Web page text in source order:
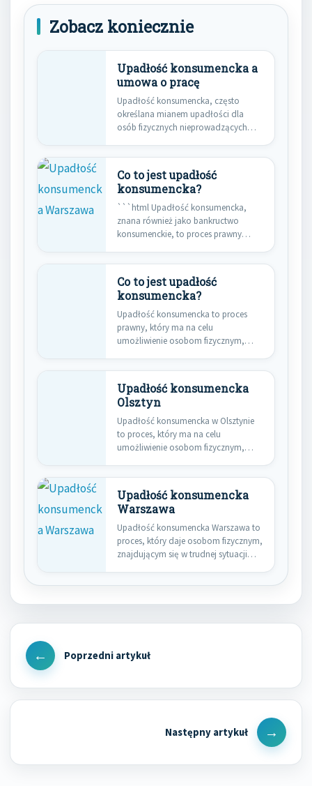
Zobacz koniecznie
Upadłość konsumencka a
umowa o pracę
Upadłość konsumencka, często
określana mianem upadłości dla
osób fizycznych nieprowadzących
Co to jest upadłość
konsumencka?
```html Upadłość konsumencka,
znana również jako bankructwo
konsumenckie, to proces prawny
Co to jest upadłość
konsumencka?
Upadłość konsumencka to proces
prawny, który ma na celu
umożliwienie osobom fizycznym,
Upadłość konsumencka
Olsztyn
Upadłość konsumencka w Olsztynie
to proces, który ma na celu
umożliwienie osobom fizycznym,
Upadłość konsumencka
Warszawa
Upadłość konsumencka Warszawa to
proces, który daje osobom fizycznym,
znajdującym się w trudnej sytuacji
Nawigacja
wpisu
Previous
Next
Post